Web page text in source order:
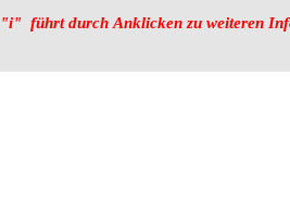
"i"  führt durch Anklicken zu weiteren